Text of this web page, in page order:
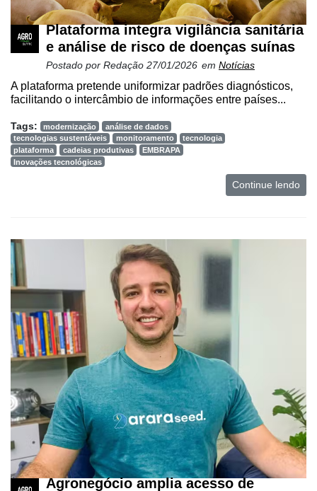
Plataforma integra vigilância sanitária
e análise de risco de doenças suínas
Postado por Redação 27/01/2026 em Notícias
A plataforma pretende uniformizar padrões diagnósticos,
facilitando o intercâmbio de informações entre países...
Tags: modernização
análise de dados
tecnologias sustentáveis
monitoramento
tecnologia
plataforma
cadeias produtivas
EMBRAPA
Inovações tecnológicas
Continue lendo
Agronegócio amplia acesso de